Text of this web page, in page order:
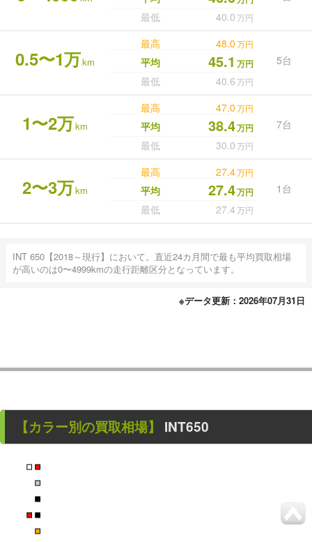
最低 40.0万円
0.5〜1万km
最高 48.0万円
5台
平均 45.1 万円
最低 40.6万円
1〜2万km
最高 47.0万円
7台
平均 38.4万円
最低 30.0万円
2〜3万km
最高 27.4万円
1台
平均 27.4万円
最低 27.4万円
INT 650【2018～現行】において。直近24カ月間で最も平均買取相場
が高いのは0〜4999kmの走行距離区分となっています。
※データ更新：2026年07月31日
【カラー別の買取相場】 INT650
■ ■
■
■
■ ■
■